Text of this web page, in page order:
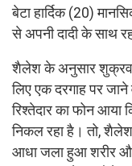
बेटा हार्दिक (20)
से अपनी दादी के साथ
शैलेश के अनुसार
लिए एक दरगाह पर
रिश्तेदार का फोन
निकल रहा है। तो,
आधा जला हुआ शरीर